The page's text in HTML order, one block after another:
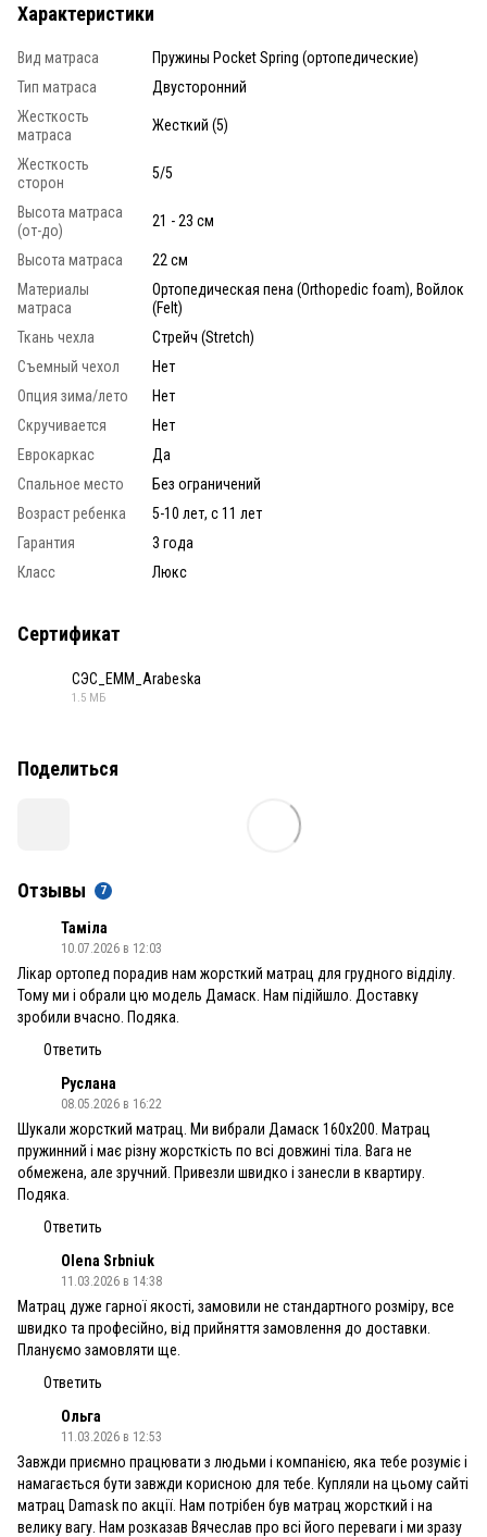
Характеристики
Вид матраса
Пружины Pocket Spring (ортопедические)
Тип матраса
Двусторонний
Жесткость
матраса
Жесткий (5)
Жесткость
сторон
5/5
Высота матраса
(от-до)
21 - 23 см
Высота матраса
22 см
Материалы
матраса
Ортопедическая пена (Orthopedic foam), Войлок
(Felt)
Ткань чехла
Стрейч (Stretch)
Съемный чехол
Нет
Опция зима/лето
Нет
Скручивается
Нет
Еврокаркас
Да
Спальное место
Без ограничений
Возраст ребенка
5-10 лет, с 11 лет
Гарантия
3 года
Класс
Люкс
Сертификат
СЭС_ЕММ_Arabeska
1.5 МБ
Поделиться
Отзывы 7
Таміла
10.07.2026 в 12:03
Лікар ортопед порадив нам жорсткий матрац для грудного відділу.
Тому ми і обрали цю модель Дамаск. Нам підійшло. Доставку
зробили вчасно. Подяка.
Ответить
Руслана
08.05.2026 в 16:22
Шукали жорсткий матрац. Ми вибрали Дамаск 160х200. Матрац
пружинний і має різну жорсткість по всі довжині тіла. Вага не
обмежена, але зручний. Привезли швидко і занесли в квартиру.
Подяка.
Ответить
Olena Srbniuk
11.03.2026 в 14:38
Матрац дуже гарної якості, замовили не стандартного розміру, все
швидко та професійно, від прийняття замовлення до доставки.
Плануємо замовляти ще.
Ответить
Ольга
11.03.2026 в 12:53
Завжди приємно працювати з людьми і компанією, яка тебе розуміє і
намагається бути завжди корисною для тебе. Купляли на цьому сайті
матрац Damask по акції. Нам потрібен був матрац жорсткий і на
велику вагу. Нам розказав Вячеслав про всі його переваги і ми зразу